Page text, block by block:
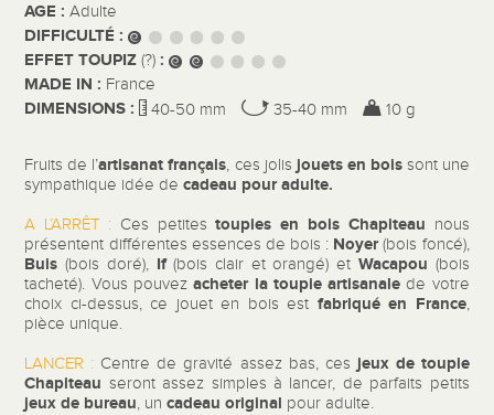
AGE :Adulte
DIFFICULTÉ :
EFFET TOUPIZ(?) :
MADE IN : France
DIMENSIONS : 40-50 mm 35-40 mm 10 g
Fruits de l’artisanat français, ces jolis jouets en boissont une
sympathique idée decadeau pour adulte.
A L’ARRÊT : Ces petitestoupies en bois Chapiteau nous
présentent différentes essences de bois : Noyer(bois foncé),
Buis (bois doré), If(bois clair et orangé) et Wacapou (bois
tacheté). Vous pouvezacheter la toupie artisanale de votre
choix ci-dessus, ce jouet en bois est fabriqué en France,
pièce unique.
LANCER : Centre de gravité assez bas, ces jeux de toupie
Chapiteau seront assez simples à lancer, de parfaits petits
jeux de bureau, un cadeau original pour adulte.